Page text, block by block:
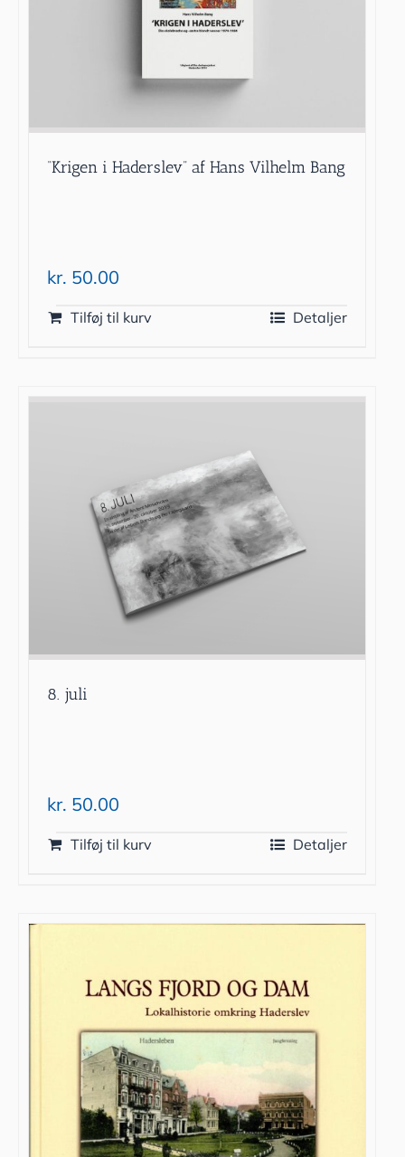
“Krigen i Haderslev” af Hans Vilhelm Bang
kr. 50.00
Tilføj til kurv Detaljer
8. juli
kr. 50.00
Tilføj til kurv Detaljer